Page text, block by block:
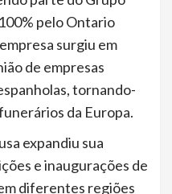
pelo Ontario
surgiu em
de empresas
tornando-
da Europa.
expandiu sua
e inaugurações de
diferentes regiões